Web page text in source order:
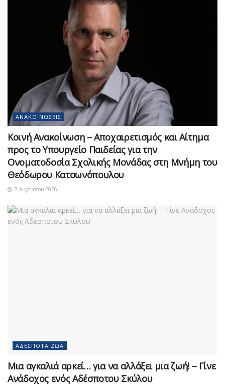
ΑΝΑΚΟΙΝΏΣΕΙΣ
Κοινή Ανακοίνωση – Αποχαιρετισμός και Αίτημα
προς το Υπουργείο Παιδείας για την
Ονοματοδοσία Σχολικής Μονάδας στη Μνήμη του
Θεόδωρου Κατσωνόπουλου
7 Αυγούστου 2026
ΑΔΈΣΠΟΤΑ ΖΏΑ
Μια αγκαλιά αρκεί… για να αλλάξει μια ζωή! – Γίνε
Ανάδοχος ενός Αδέσποτου Σκύλου